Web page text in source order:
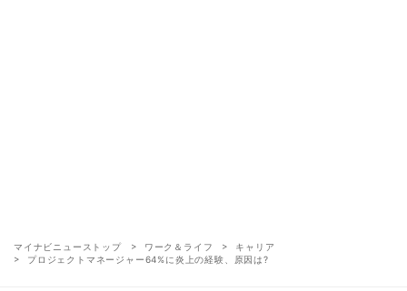
マイナビニューストップ ワーク＆ライフ
キャリア
プロジェクトマネージャー64%に炎上の経験、原因は?